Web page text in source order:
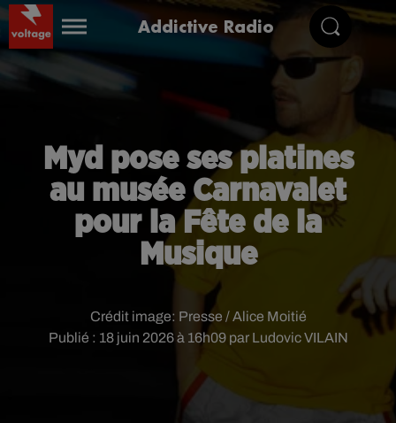
Addictive Radio
Myd pose ses platines
au musée Carnavalet
pour la Fête de la
Musique
Publié : 18 juin 2026 à 16h09 par Ludovic VILAIN
Crédit image: Presse / Alice Moitié